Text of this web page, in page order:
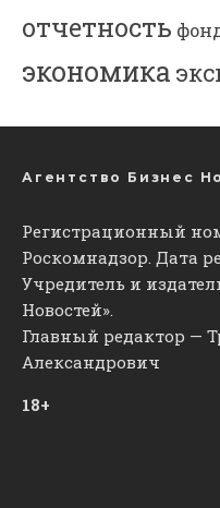
отчетность
экономика
Агентство Бизнес
Регистрационный
Роскомнадзор. Дата
Учредитель и
Новостей».
Главный редактор —
Александрович
18+